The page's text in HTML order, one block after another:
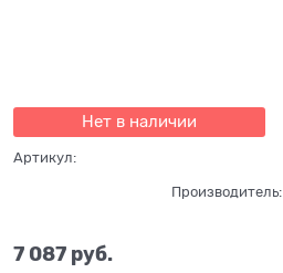
Нет в наличии
Артикул:
Производитель:
7 087 руб.